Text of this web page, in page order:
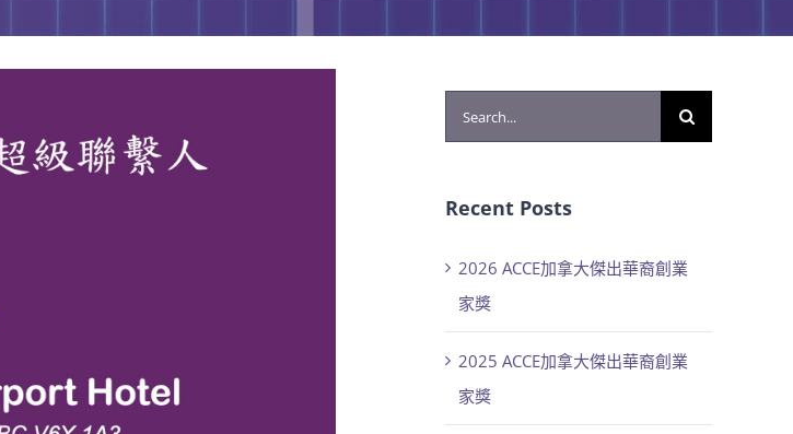
Search
for:
Recent Posts
2026 ACCE加拿大傑出華裔創業
家獎
2025 ACCE加拿大傑出華裔創業
家獎